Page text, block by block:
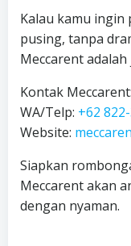
Kalau kamu
pusing, tanpa
Meccarent adalah
Kontak Meccarent:
WA/Telp: +62
Website:
Siapkan
Meccarent akan
dengan nyaman.